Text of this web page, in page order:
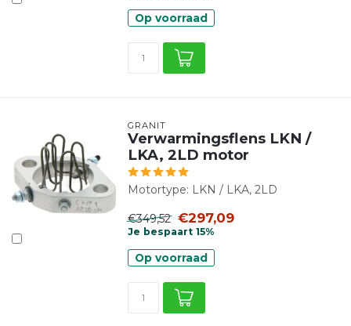
Op voorraad
GRANIT
Verwarmingsflens LKN /
LKA, 2LD motor
Motortype: LKN / LKA, 2LD
€349,52 €297,09
Je bespaart 15%
Op voorraad